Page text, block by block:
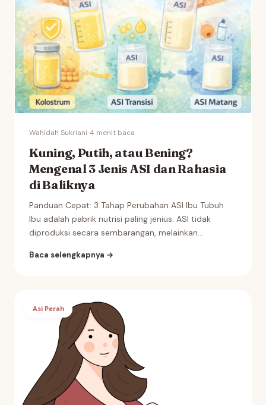
Wahidah Sukriani··4 menit baca
Kuning, Putih, atau Bening?
Mengenal 3 Jenis ASI dan Rahasia
di Baliknya
Panduan Cepat: 3 Tahap Perubahan ASI Ibu Tubuh
Ibu adalah pabrik nutrisi paling jenius. ASI tidak
diproduksi secara sembarangan, melainkan...
Baca selengkapnya →
Asi Perah